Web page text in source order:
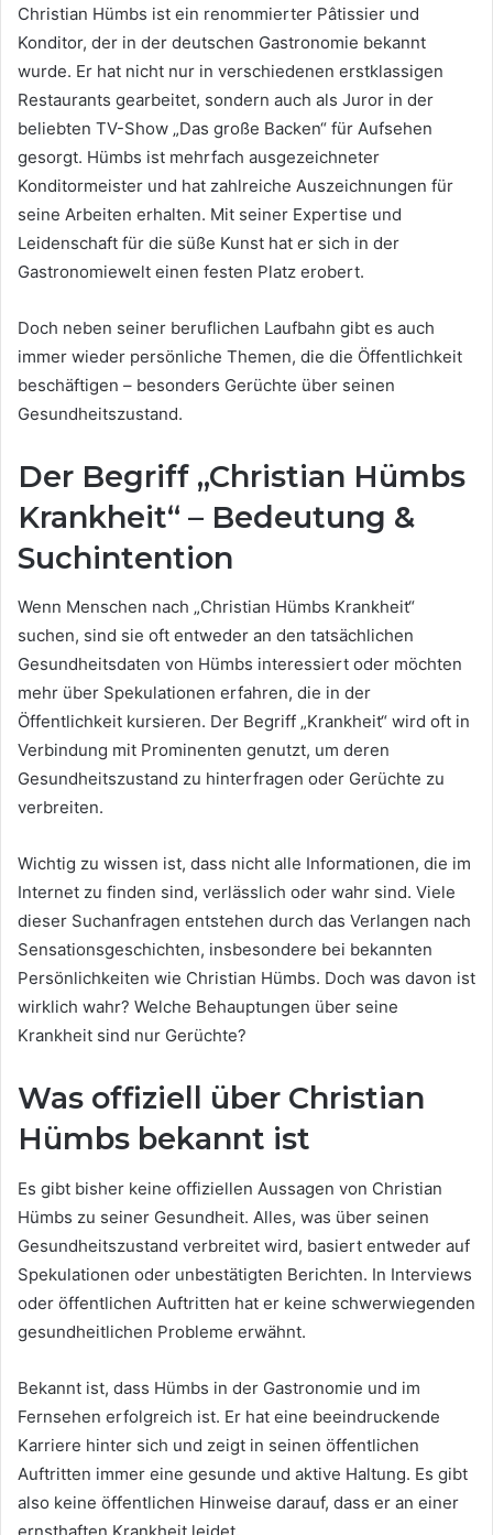
Christian Hümbs ist ein renommierter Pâtissier und
Konditor, der in der deutschen Gastronomie bekannt
wurde. Er hat nicht nur in verschiedenen erstklassigen
Restaurants gearbeitet, sondern auch als Juror in der
beliebten TV-Show „Das große Backen“ für Aufsehen
gesorgt. Hümbs ist mehrfach ausgezeichneter
Konditormeister und hat zahlreiche Auszeichnungen für
seine Arbeiten erhalten. Mit seiner Expertise und
Leidenschaft für die süße Kunst hat er sich in der
Gastronomiewelt einen festen Platz erobert.
Doch neben seiner beruflichen Laufbahn gibt es auch
immer wieder persönliche Themen, die die Öffentlichkeit
beschäftigen – besonders Gerüchte über seinen
Gesundheitszustand.
Der Begriff „Christian Hümbs
Krankheit“ – Bedeutung &
Suchintention
Wenn Menschen nach „Christian Hümbs Krankheit“
suchen, sind sie oft entweder an den tatsächlichen
Gesundheitsdaten von Hümbs interessiert oder möchten
mehr über Spekulationen erfahren, die in der
Öffentlichkeit kursieren. Der Begriff „Krankheit“ wird oft in
Verbindung mit Prominenten genutzt, um deren
Gesundheitszustand zu hinterfragen oder Gerüchte zu
verbreiten.
Wichtig zu wissen ist, dass nicht alle Informationen, die im
Internet zu finden sind, verlässlich oder wahr sind. Viele
dieser Suchanfragen entstehen durch das Verlangen nach
Sensationsgeschichten, insbesondere bei bekannten
Persönlichkeiten wie Christian Hümbs. Doch was davon ist
wirklich wahr? Welche Behauptungen über seine
Krankheit sind nur Gerüchte?
Was offiziell über Christian
Hümbs bekannt ist
Es gibt bisher keine offiziellen Aussagen von Christian
Hümbs zu seiner Gesundheit. Alles, was über seinen
Gesundheitszustand verbreitet wird, basiert entweder auf
Spekulationen oder unbestätigten Berichten. In Interviews
oder öffentlichen Auftritten hat er keine schwerwiegenden
gesundheitlichen Probleme erwähnt.
Bekannt ist, dass Hümbs in der Gastronomie und im
Fernsehen erfolgreich ist. Er hat eine beeindruckende
Karriere hinter sich und zeigt in seinen öffentlichen
Auftritten immer eine gesunde und aktive Haltung. Es gibt
also keine öffentlichen Hinweise darauf, dass er an einer
ernsthaften Krankheit leidet.